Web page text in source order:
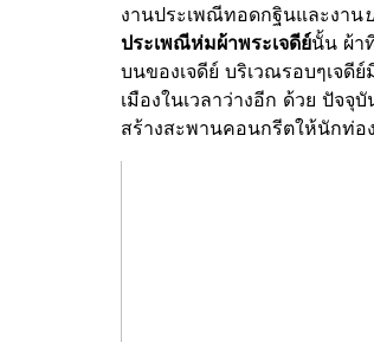
งานประเพณีทอดกฐินและงาน
ประเพณีห่มผ้าพระเจดีย์นั้น ผ้า
บนของเจดีย์ บริเวณรอบๆเจดี
เมืองในเวลาว่างอีก ด้วย ปัจจุ
สร้างสะพานคอนกรีตให้นักท่อ